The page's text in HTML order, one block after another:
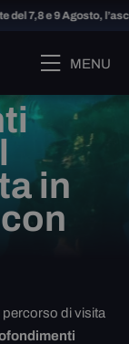
7,8 e 9 Agosto,
MENU
in
percorso di visita